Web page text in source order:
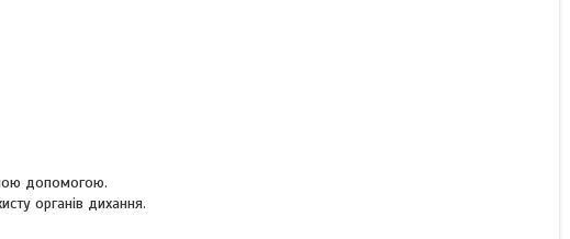
допомогою.
органів дихання.